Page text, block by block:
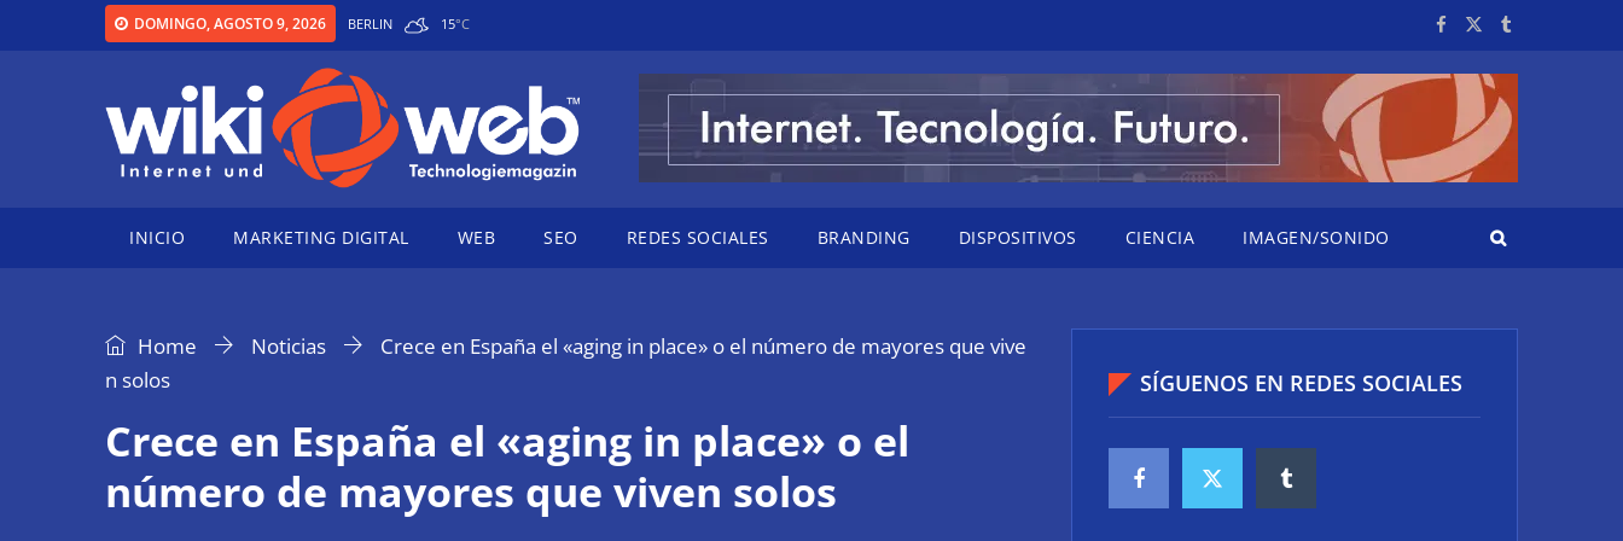
DOMINGO, AGOSTO 9, 2026 BERLIN 15°C
INICIO MARKETING DIGITAL WEB SEO REDES SOCIALES BRANDING DISPOSITIVOS CIENCIA IMAGEN/SONIDO
Home Noticias
Crece en España el «aging in place» o el número de mayores que vive
n solos
Crece en España el «aging in place» o el
número de mayores que viven solos
SÍGUENOS EN REDES SOCIALES